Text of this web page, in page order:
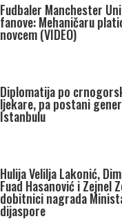
Fudbaler Manchester
fanove: Mehaničaru
novcem (VIDEO)
Diplomatija po
ljekare, pa postani
Istanbulu
Hulija Velilja Lakonić,
Fuad Hasanović i Zejnel
dobitnici nagrada
dijaspore